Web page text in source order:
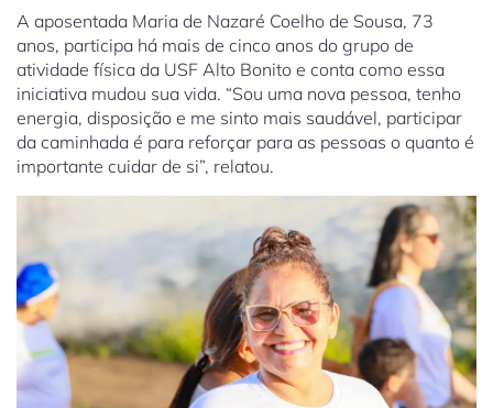
A aposentada Maria de Nazaré Coelho de Sousa, 73
anos, participa há mais de cinco anos do grupo de
atividade física da USF Alto Bonito e conta como essa
iniciativa mudou sua vida. “Sou uma nova pessoa, tenho
energia, disposição e me sinto mais saudável, participar
da caminhada é para reforçar para as pessoas o quanto é
importante cuidar de si”, relatou.